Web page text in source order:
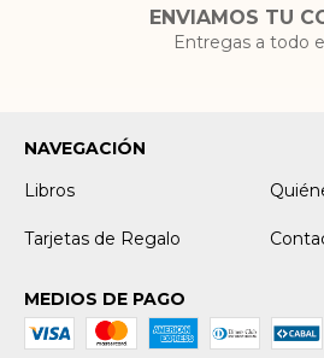
ENVIAMOS TU
Entregas a todo
NAVEGACIÓN
Libros
Tarjetas de Regalo
MEDIOS DE PAGO